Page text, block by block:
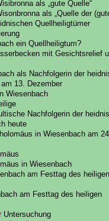
als „gute Quelle“
als „Quelle der
Quellheiligtümer
ein Quellheiligtum?
mit Gesichtsrelief
als Nachfolgerin der
13. Dezember
Wiesenbach
Nachfolgerin der
heute
in Wiesenbach am
in Wiesenbach
am Festtag des heiligen
am Festtag des heiligen
Untersuchung